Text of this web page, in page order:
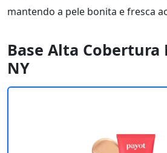
mantendo a pele bonita e fresca
Base Alta
NY